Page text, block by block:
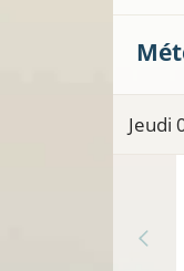
Jeudi